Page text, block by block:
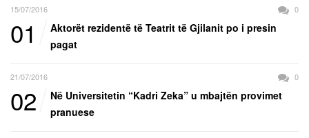
15/07/2016 0
01
Aktorët rezidentë të Teatrit të Gjilanit po i presin
pagat
21/07/2016 0
02
Në Universitetin “Kadri Zeka” u mbajtën provimet
pranuese